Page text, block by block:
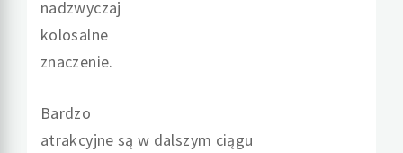
nadzwyczaj
kolosalne
znaczenie.
Bardzo
atrakcyjne są w dalszym ciągu